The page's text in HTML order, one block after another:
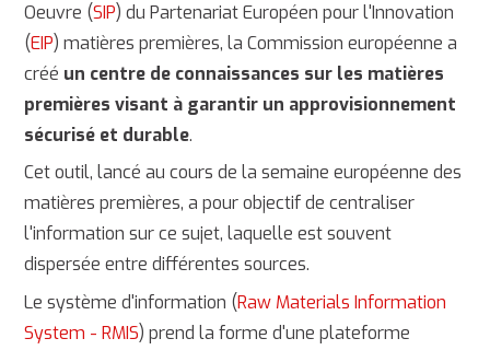
Oeuvre (SIP) du Partenariat Européen pour l'Innovation
(EIP) matières premières, la Commission européenne a
créé un centre de connaissances sur les matières
premières visant à garantir un approvisionnement
sécurisé et durable.
Cet outil, lancé au cours de la semaine européenne des
matières premières, a pour objectif de centraliser
l'information sur ce sujet, laquelle est souvent
dispersée entre différentes sources.
Le système d'information (Raw Materials Information
System - RMIS) prend la forme d'une plateforme